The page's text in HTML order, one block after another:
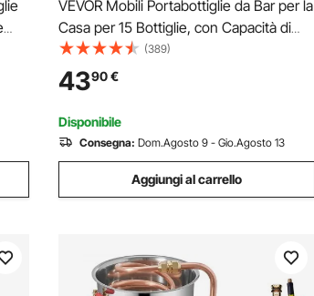
VEVOR Mobili Portabottiglie da Bar per la
Casa per 15 Bottiglie, con Capacità di
Carico Totale di 20 kg, Portabottiglie
Indipendente in Legno di Ferro per
Cucina, Cantina, Bar, Soggiorno, Nero
(389)
4390€
Disponibile
Consegna: Dom.Agosto 9 - Gio.Agosto 13
Aggiungi al carrello